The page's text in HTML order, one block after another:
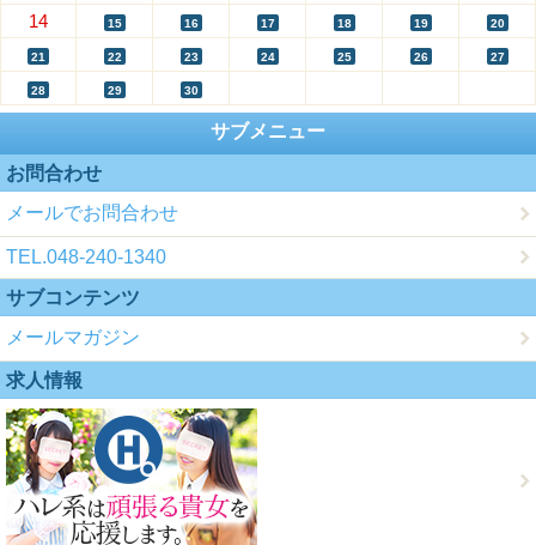
14
15 16 17 18 19 20
21 22 23 24 25 26 27
28 29 30
サブメニュー
お問合わせ
メールでお問合わせ
TEL.048-240-1340
サブコンテンツ
メールマガジン
求人情報